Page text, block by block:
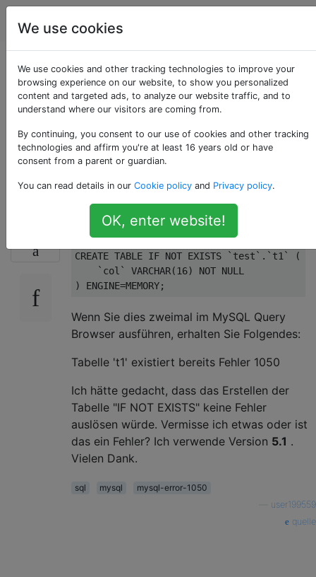
Programmierung
MySQL "TABELLE
ERSTELLEN, WENN
NICHT EXISTIERT" ->
Fehler 1050
Verwenden des Befehls:
CREATE TABLE IF NOT EXISTS `test` . `t1`
(
`col`
VARCHAR(16) NOT NULL
) ENGINE=MEMORY
Wenn Sie dies zweimal im MySQL Query
Browser ausführen, erhalten Sie Folgendes:
Tabelle 't1' existiert bereits Fehler 1050
Ich hätte gedacht, dass das Erstellen der
Tabelle "IF NOT EXISTS" keine Fehler
auslösen würde. Vermisse ich etwas oder ist
das ein Fehler? Ich verwende Version 5.1 .
Vielen Dank.
sql mysql
mysql-error-1050
user199559
quelle
We use cookies
We use cookies and other tracking technologies to improve your
browsing experience on our website, to show you personalized
content and targeted ads, to analyze our website traffic, and to
understand where our visitors are coming from.
By continuing, you consent to our use of cookies and other tracking
technologies and affirm you're at least 16 years old or have
consent from a parent or guardian.
You can read details in our Cookie policy and Privacy policy.
OK, enter website!